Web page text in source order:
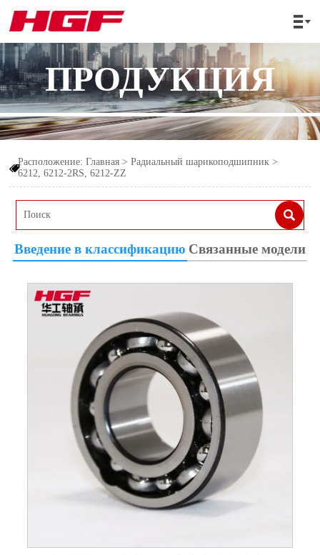

ПРОДУКЦИЯ

Расположение:Главная >Радиальный шарикоподшипник >
6212, 6212-2RS, 6212-ZZ

Введение в классификацию Связанные модели
6212, 6212-2RS, 6212-ZZ
Внутренний диаметр
60 мм
Наружный диаметр
110 мм.